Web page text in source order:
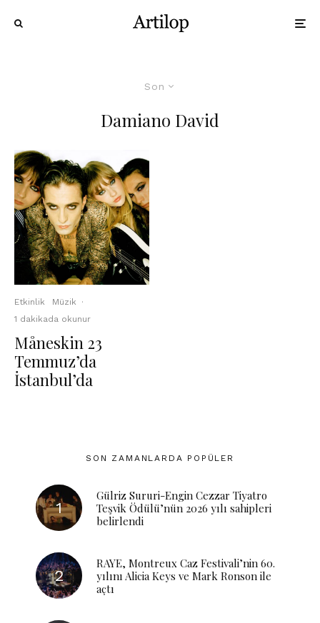
Son
Damiano David
Etkinlik Müzik
·
1 dakikada okunur
Måneskin 23
Temmuz’da
İstanbul’da
SON ZAMANLARDA POPÜLER
Gülriz Sururi-Engin Cezzar Tiyatro
Teşvik Ödülü’nün 2026 yılı sahipleri
belirlendi
RAYE, Montreux Caz Festivali’nin 60.
yılını Alicia Keys ve Mark Ronson ile
açtı